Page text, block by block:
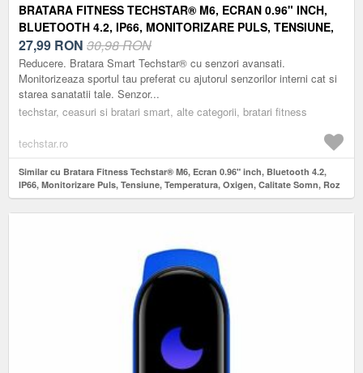
BRATARA FITNESS TECHSTAR® M6, ECRAN 0.96" INCH,
BLUETOOTH 4.2, IP66, MONITORIZARE PULS, TENSIUNE,
TEMPERATURA, OXIGEN, CALITATE SOMN, ROZ
27,99 RON 30,98 RON
Reducere. Bratara Smart Techstar® cu senzori avansati.
Monitorizeaza sportul tau preferat cu ajutorul senzorilor interni cat si
starea sanatatii tale. Senzor...
techstar, ceasuri si bratari smart, alte categorii, bratari fitness
techstar.ro
Similar cu Bratara Fitness Techstar® M6, Ecran 0.96" inch, Bluetooth 4.2,
IP66, Monitorizare Puls, Tensiune, Temperatura, Oxigen, Calitate Somn, Roz